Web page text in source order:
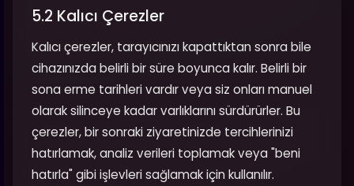
5.2 Kalıcı Çerezler
Kalıcı çerezler, tarayıcınızı kapattıktan sonra bile
cihazınızda belirli bir süre boyunca kalır. Belirli bir
sona erme tarihleri vardır veya siz onları manuel
olarak silinceye kadar varlıklarını sürdürürler. Bu
çerezler, bir sonraki ziyaretinizde tercihlerinizi
hatırlamak, analiz verileri toplamak veya "beni
hatırla" gibi işlevleri sağlamak için kullanılır.